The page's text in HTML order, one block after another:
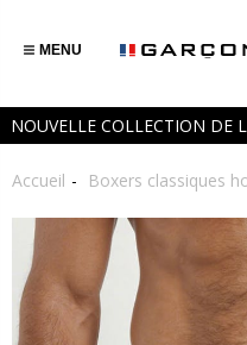
NOUVELLE COLLECTION DE
MENU
Accueil Boxers classiques